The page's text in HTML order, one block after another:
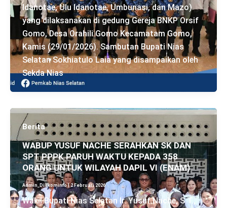
Idanotae, Ulu Idanotae, Umbunasi, dan Mazo)
yang dilaksanakan di gedung Gereja BNKP Orsif
Gomo, Desa Orahili Gomo Kecamatam Gomo,
Kamis (29/01/2026). Sambutan Bupati Nias
Selatan Sokhiatulo Laia yang disampaikan oleh
Sekda Nias
Berita
WABUP YUSUF NACHE SERAHKAN SK DAN
SPT PPPK PARUH WAKTU KEPADA 358
ORANG UNTUK WILAYAH DAPIL VI (ENAM)
Admin_Diskominfo|2 Februari 2026
Wakil Bupati Nias Selatan Ir. Yusuf Nache, S.T.,